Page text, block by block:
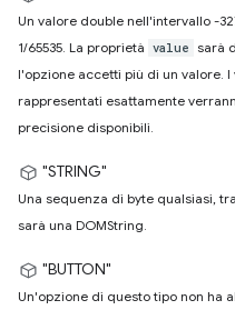
Un valore double nell'intervallo -
1/65535. La proprietà value
sarà
l'opzione accetti più di un valore.
rappresentati esattamente
precisione disponibili.
"STRING"
Una sequenza di byte qualsiasi,
sarà una DOMString.
"BUTTON"
Un'opzione di questo tipo non ha